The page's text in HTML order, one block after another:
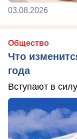
03.08.2026
Общество
Что
года
Вступают в